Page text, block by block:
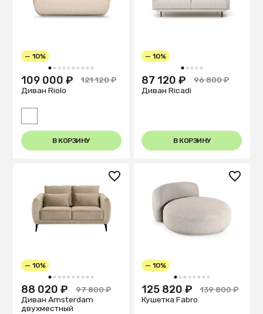
1 2 3 4 5 6 7 8 9 10
— 10%
109 000 ₽
121 120 ₽
Диван Riolo
В КОРЗИНУ
1 2 3 4 5
— 10%
87 120 ₽
96 800 ₽
Диван Ricadi
В КОРЗИНУ
1 2 3 4 5 6 7 8 9 10
— 10%
88 020 ₽
97 800 ₽
Диван Amsterdam
двухместный
1 2 3 4 5 6 7 8
— 10%
125 820 ₽
139 800 ₽
Кушетка Fabro